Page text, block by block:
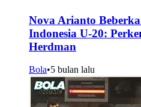
Nova Arianto
Indonesia U-20:
Herdman
Bola•5 bulan lalu